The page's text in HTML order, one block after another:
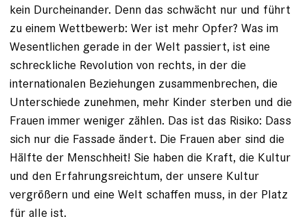
kein Durcheinander. Denn das schwächt nur und führt
zu einem Wettbewerb: Wer ist mehr Opfer? Was im
Wesentlichen gerade in der Welt passiert, ist eine
schreckliche Revolution von rechts, in der die
internationalen Beziehungen zusammenbrechen, die
Unterschiede zunehmen, mehr Kinder sterben und die
Frauen immer weniger zählen. Das ist das Risiko: Dass
sich nur die Fassade ändert. Die Frauen aber sind die
Hälfte der Menschheit! Sie haben die Kraft, die Kultur
und den Erfahrungsreichtum, der unsere Kultur
vergrößern und eine Welt schaffen muss, in der Platz
für alle ist.